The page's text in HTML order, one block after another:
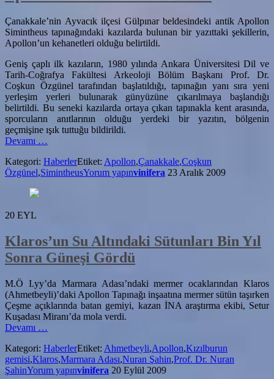
Çanakkale’nin Ayvacık ilçesi Gülpınar beldesindeki antik Apollon
Simintheus tapınağındaki kazılarda bulunan bir yazıttaki şekillerin,
Apollon’un kehanetleri olduğu belirtildi.
Geniş çaplı ilk kazıların, 1980 yılında Ankara Üniversitesi Dil ve
Tarih-Coğrafya Fakültesi Arkeoloji Bölüm Başkanı Prof. Dr.
Coşkun Özgünel tarafından başlatıldığı, tapınağın yanı sıra yeni
yerleşim yerleri bulunarak günyüzüne çıkarılmaya başlandığı
belirtildi. Bu seneki kazılarda ortaya çıkan tapınakla kent arasında,
sporcuların anıtlarının olduğu yerdeki bir yazıtın, bölgenin
geçmişine ışık tuttuğu bildirildi.
Devamı
Bulundu
…
Kategori: HaberlerEtiket: Apollon,Çanakkale,Coşkun
Özgünel,SimintheusYorum yapınvinifera 23 Aralık 2009
20 EYL
Klaros’un Su Altındaki Sütunları Bin Yıl
Sonra Güneşi Gördü
M.Ö I.yy’da Marmara Adası’ndaki mermer ocaklarından Klaros
(Ahmetbeyli)’daki Apollon Tapınağı inşaatına mermer sütün taşırken
Çeşme açıklarında batan gemiyi, kazan İNA araştırma ekibi, Setur
Kuşadası Miranı’da mola verdi.
Devamı
Altındaki
Sütunları
Bin
…
Kategori: HaberlerEtiket: Ahmetbeyli,Apollon,Kızılburun
gemisi,Klaros,Marmara Adası,Nuran Şahin,Prof. Dr. Nuran
ŞahinYorum yapınvinifera 20 Eylül 2009